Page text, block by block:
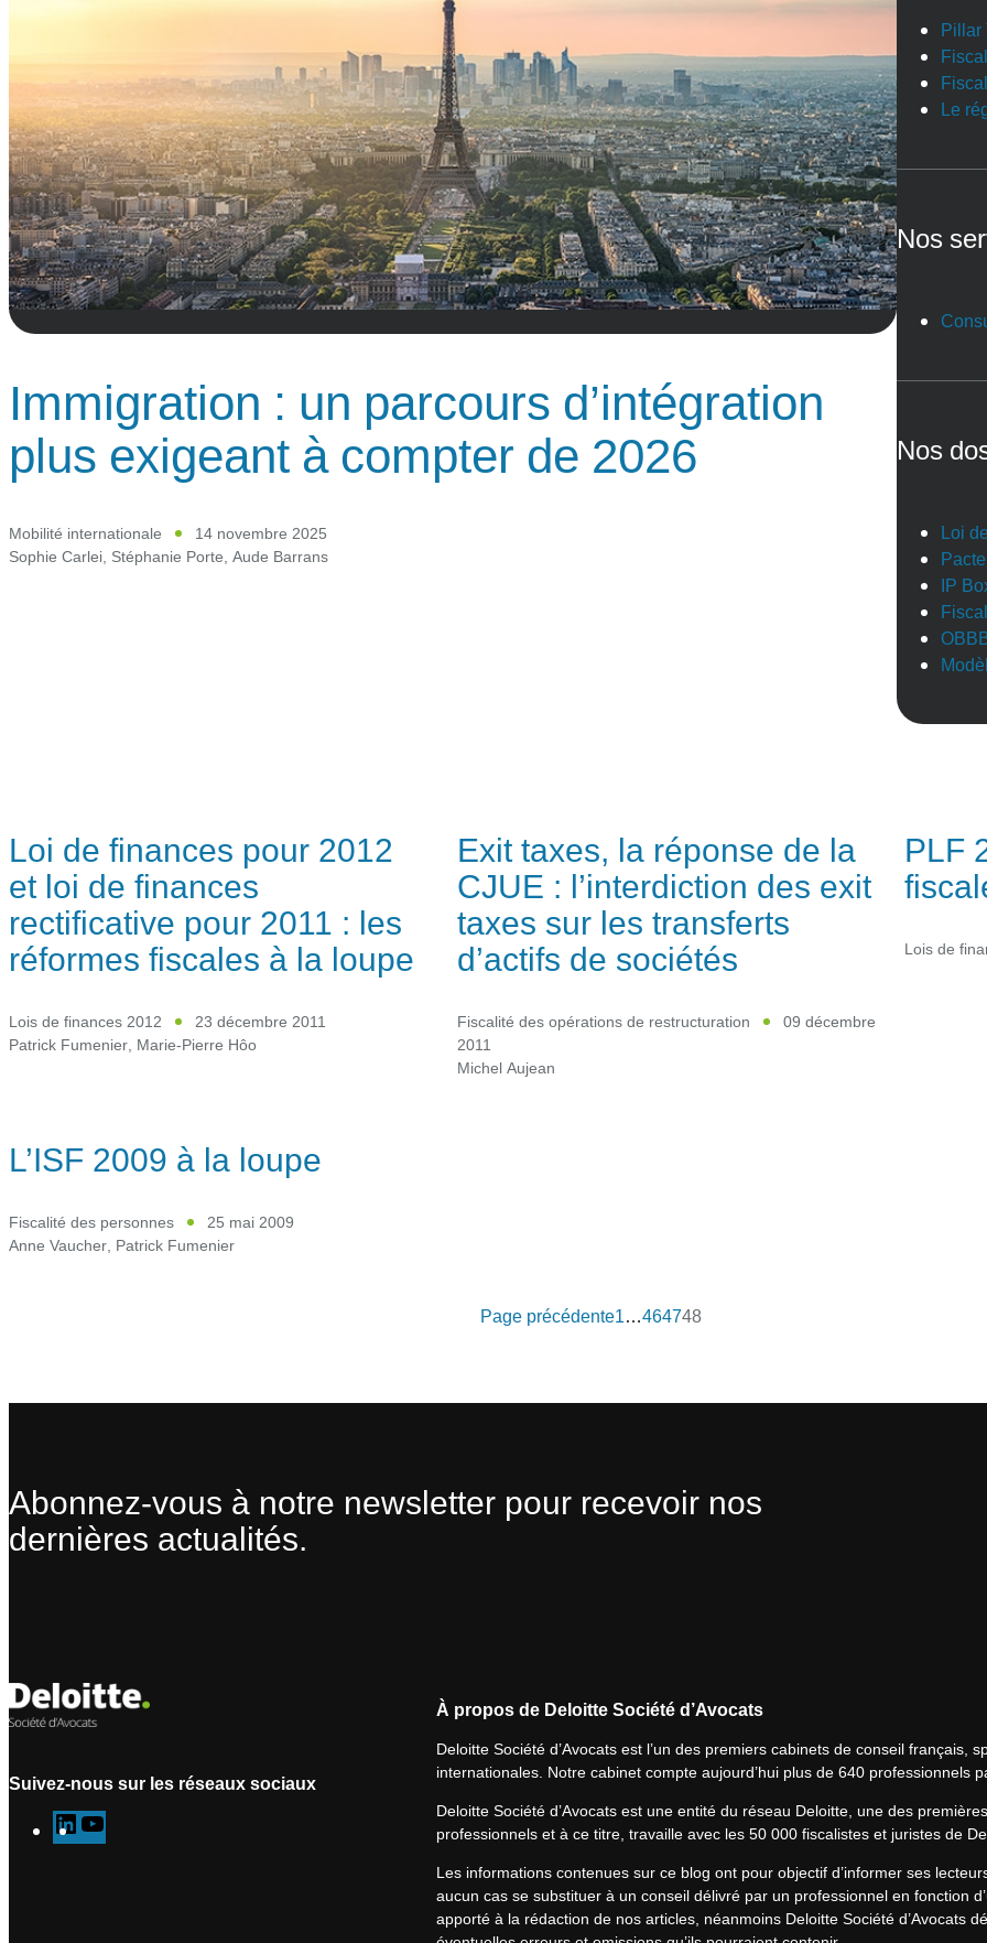
Immigration : un parcours d’intégration
plus exigeant à compter de 2026
Mobilité internationale
14 novembre 2025
Sophie Carlei, Stéphanie Porte, Aude Barrans
Pillar
Le
Nos
Nos
Loi
IP
Loi de finances pour 2012
et loi de finances
rectificative pour 2011 : les
réformes fiscales à la loupe
Lois de finances 2012
23 décembre 2011
Patrick Fumenier, Marie-Pierre Hôo
Exit taxes, la réponse de la
CJUE : l’interdiction des exit
taxes sur les transferts
d’actifs de sociétés
Fiscalité des opérations de restructuration
09 décembre
2011
Michel Aujean
PLF
Lois de
L’ISF 2009 à la loupe
Fiscalité des personnes
25 mai 2009
Anne Vaucher Patrick Fumenier
Page précédente1…464748
Abonnez-vous à notre newsletter pour recevoir nos
dernières actualités.
Suivez-nous sur les réseaux sociaux
L
i
o
À propos de Deloitte Société d’Avocats
Deloitte Société d’Avocats est l’un des premiers cabinets de conseil français,
internationales. Notre cabinet compte aujourd’hui plus de 640 professionnels
Deloitte Société d’Avocats est une entité du réseau Deloitte, une des
professionnels et à ce titre, travaille avec les 50 000 fiscalistes et juristes de
Les informations contenues sur ce blog ont pour objectif d’informer ses
aucun cas se substituer à un conseil délivré par un professionnel en fonction
apporté à la rédaction de nos articles, néanmoins Deloitte Société d’Avocats